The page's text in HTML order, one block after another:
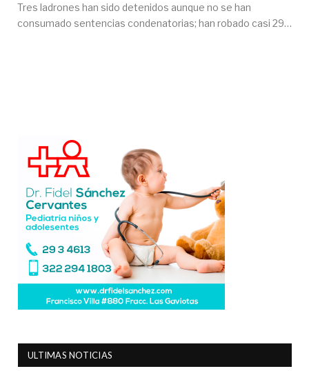
Tres ladrones han sido detenidos aunque no se han
consumado sentencias condenatorias; han robado casi 29…
ULTIMAS NOTICIAS